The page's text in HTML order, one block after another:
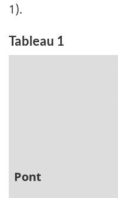
1).
Tableau 1
Pont